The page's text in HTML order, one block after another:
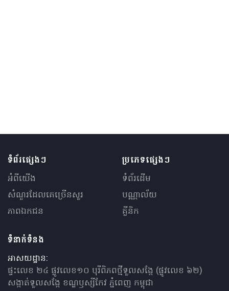
ទំព័រផ្សេងៗ
អំពីយើង
សំណួរ​ដែលគេ​ច្រើន​សួរ
ភាពឯកជន
ប្រភេទផ្សេងៗ
ទំព័រដើម
បណ្ណាល័យ
គ្លីនិក
ទំនាក់ទំនង
អាសយដ្ឋាន:
ផ្ទះលេខ ២៤ ផ្លូវលេខ១០ បុរីពិភពថ្មីទួលសង្កែ (ផ្លូវលេខ ៦២)
សង្កាត់ទួលសង្កែ ខណ្ឌឫស្សីកែវ ភ្នំពេញ កម្ពុជា